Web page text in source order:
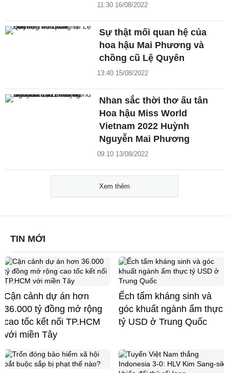
11:30 16/08/2022
Sự thật mối quan hệ của
hoa hậu Mai Phương và
chồng cũ Lệ Quyên
13:40 15/08/2022
Nhan sắc thời thơ ấu tân
Hoa hậu Miss World
Vietnam 2022 Huỳnh
Nguyễn Mai Phương
09:10 13/08/2022
Xem thêm
TIN MỚI
Cận cảnh dự án hơn
36.000 tỷ đồng mở rộng
cao tốc kết nối TP.HCM
với miền Tây
Ếch tẩm kháng sinh và
góc khuất ngành ẩm thực
tỷ USD ở Trung Quốc